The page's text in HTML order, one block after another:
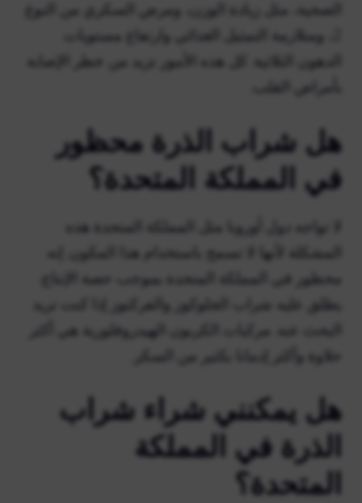
الصحية، مثل زيادة الوزن، ومرض السكري من النوع
2، ومتلازمة التمثيل الغذائي وارتفاع مستويات
الدهون الثلاثية. كل هذه الأمور تزيد من خطر الإصابة
بأمراض القلب.
هل شراب الذرة محظور
في المملكة المتحدة؟
لا تواجه دول أوروبا مثل المملكة المتحدة هذه
المشكلة لأنها لا تسمح باستخدام هذا المكون. إنه
محظور في المملكة المتحدة بموجب حصة الإنتاج.
يطلق عليه شراب الجلوكوز والفركتوز إذا كنت تريد
البحث عنه. مركبات الكربون الهيدروفلورية هي أكثر
حلاوة وأكثر إدمانا بكثير من السكر.
هل يمكنني شراء شراب
الذرة في المملكة
المتحدة؟